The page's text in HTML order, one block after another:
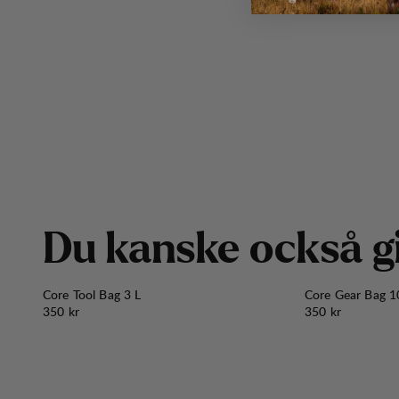
Du kanske också g
Core Tool Bag 3 L
Pris:
350 kr
Core Gear Bag
Pris:
350 kr